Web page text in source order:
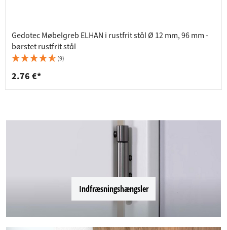
Gedotec Møbelgreb ELHAN i rustfrit stål Ø 12 mm, 96 mm -
børstet rustfrit stål
(9)
2.76 €*
Indfræsningshængsler